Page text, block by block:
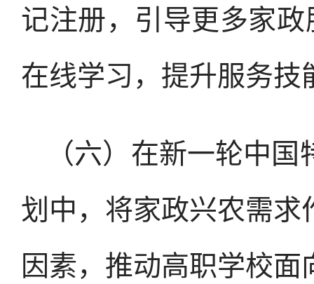
记注册，引导更多家
在线学习，提升服务技
（六）在新一轮中
划中，将家政兴农需
因素，推动高职学校